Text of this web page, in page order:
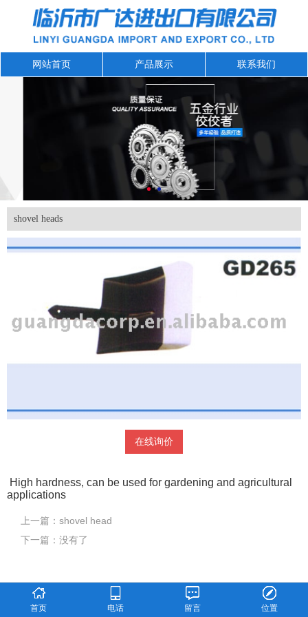
网站首页 产品展示 联系我们
shovel heads
在线询价
High hardness, can be used for gardening and agricultural
applications
上一篇： shovel head
下一篇： 没有了
首页 电话 留言 位置